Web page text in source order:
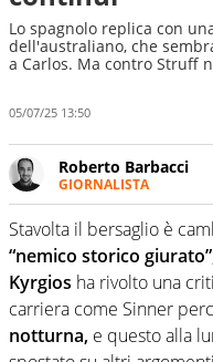
Lo spagnolo replica con
dell'australiano, che
a Carlos. Ma contro Struff
05/07/25 13:50
Roberto Barbacci
GIORNALISTA
Giornalista
tuttologo di Virgilio
scherma, di volley
Stavolta il bersaglio è
“nemico storico giurato”
Kyrgios ha rivolto una
carriera come Sinner
notturna, e questo alla